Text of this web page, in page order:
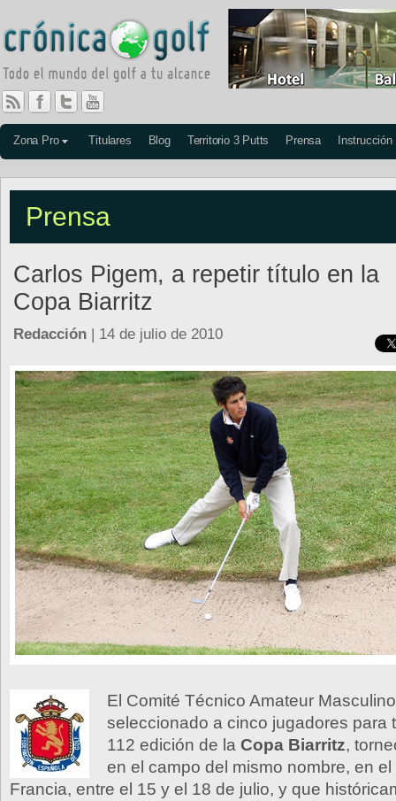
Zona Pro Titulares Blog Territorio 3 Putts Prensa Instrucción
Prensa
Carlos Pigem, a repetir título en la
Copa Biarritz
Redacción | 14 de julio de 2010
El Comité Técnico Amateur
seleccionado a cinco jugadores para
112 edición de la Copa Biarritz,
en el campo del mismo nombre, en
Francia, entre el 15 y el 18 de julio, y que